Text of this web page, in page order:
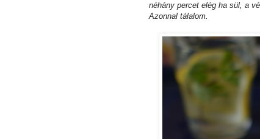
néhány percet elég ha sül, a
Azonnal tálalom.